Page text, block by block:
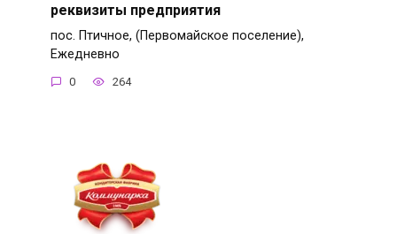
реквизиты предприятия
пос. Птичное, (Первомайское поселение),
Ежедневно
0 264